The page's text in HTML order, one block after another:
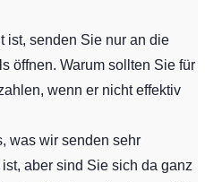
ist, senden Sie nur an die
öffnen. Warum sollten Sie für
wenn er nicht effektiv
was wir senden sehr
aber sind Sie sich da ganz